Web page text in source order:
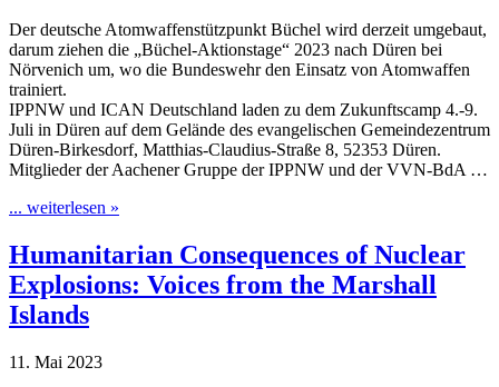
Der deutsche Atomwaffenstützpunkt Büchel wird derzeit umgebaut,
darum ziehen die „Büchel-Aktionstage“ 2023 nach Düren bei
Nörvenich um, wo die Bundeswehr den Einsatz von Atomwaffen
trainiert.
IPPNW und ICAN Deutschland laden zu dem Zukunftscamp 4.-9.
Juli in Düren auf dem Gelände des evangelischen Gemeindezentrum
Düren-Birkesdorf, Matthias-Claudius-Straße 8, 52353 Düren.
Mitglieder der Aachener Gruppe der IPPNW und der VVN-BdA …
... weiterlesen »
Humanitarian Consequences of Nuclear
Explosions: Voices from the Marshall
Islands
11. Mai 2023